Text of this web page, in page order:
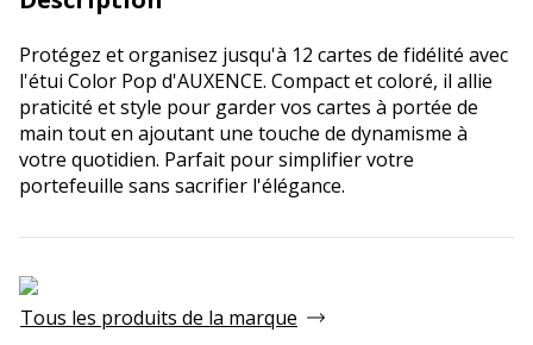
Protégez et organisez jusqu'à 12 cartes de fidélité avec
l'étui Color Pop d'AUXENCE. Compact et coloré, il allie
praticité et style pour garder vos cartes à portée de
main tout en ajoutant une touche de dynamisme à
votre quotidien. Parfait pour simplifier votre
portefeuille sans sacrifier l'élégance.
Tous les produits de la marque